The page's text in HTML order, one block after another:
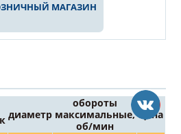
МАГАЗИН
диаметр
обороты
максимальные,
об/мин
Цена